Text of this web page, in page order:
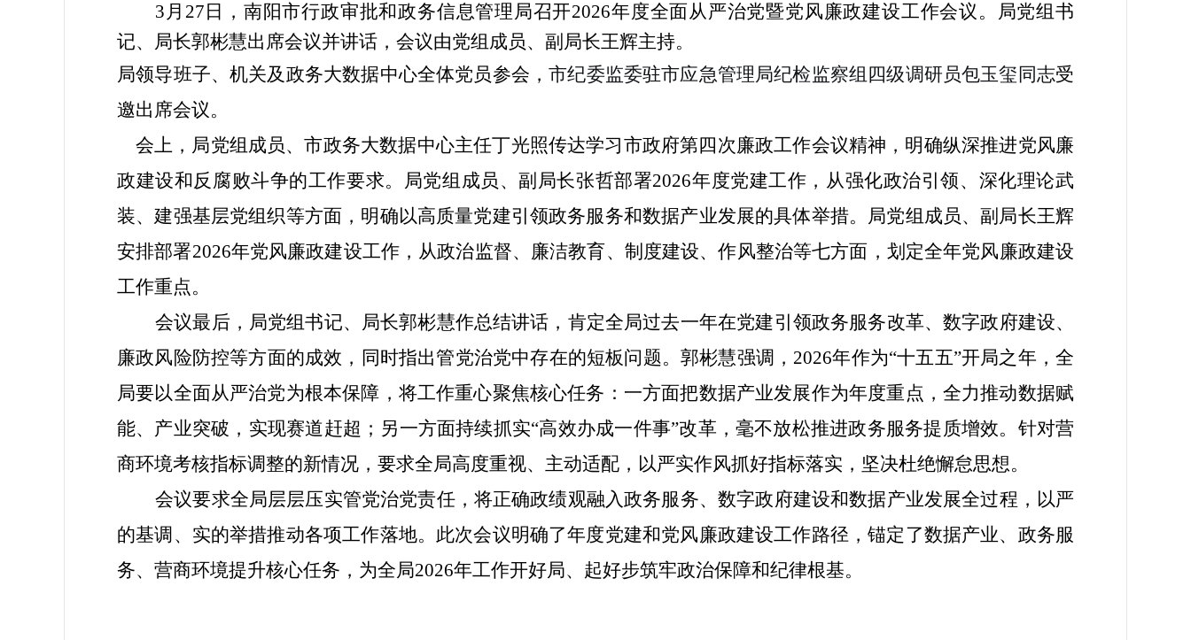
3月27日，南阳市行政审批和政务信息管理局召开2026年度全面从严治党暨党风廉政建设工作会议。局党组书
记、局长郭彬慧出席会议并讲话，会议由党组成员、副局长王辉主持。
局领导班子、机关及政务大数据中心全体党员参会，市纪委监委驻市应急管理局纪检监察组四级调研员包玉玺 同志受
邀出席会议。
会上，局党组成员、市政务大数据中心主任丁光照传达学习市政府第四次廉政工作会议精神，明确纵深推进党风廉
政建设和反腐败斗争的工作要求。局党组成员、副局长张哲部署2026年度党建工作，从强化政治引领、深化理论武
装、建强基层党组织等方面，明确以高质量党建引领政务服务和数据产业发展的具体举措。局党组成员、副局长王辉
安排部署2026年党风廉政建设工作，从政治监督、廉洁教育、制度建设、作风整治等七方面，划定全年党风廉政建设
工作重点。
会议最后，局党组书记、局长郭彬慧作总结讲话，肯定全局过去一年在党建引领政务服务改革、数字政府建设、
廉政风险防控等方面的成效，同时指出管党治党中存在的短板问题。郭彬慧强调，2026年作为“十五五”开局之年，全
局要以全面从严治党为根本保障，将工作重心聚焦核心任务：一方面把数据产业发展作为年度重点，全力推动数据赋
能、产业突破，实现赛道赶超；另一方面持续抓实“高效办成一件事”改革，毫不放松推进政务服务提质增效。针对营
商环境考核指标调整的新情况，要求全局高度重视、主动适配，以严实作风抓好指标落实，坚决杜绝懈怠思想。
会议要求全局层层压实管党治党责任，将正确政绩观融入政务服务、数字政府建设和数据产业发展全过程，以严
的基调、实的举措推动各项工作落地。此次会议明确了年度党建和党风廉政建设工作路径，锚定了数据产业、政务服
务、营商环境提升核心任务，为全局2026年工作开好局、起好步筑牢政治保障和纪律根基。